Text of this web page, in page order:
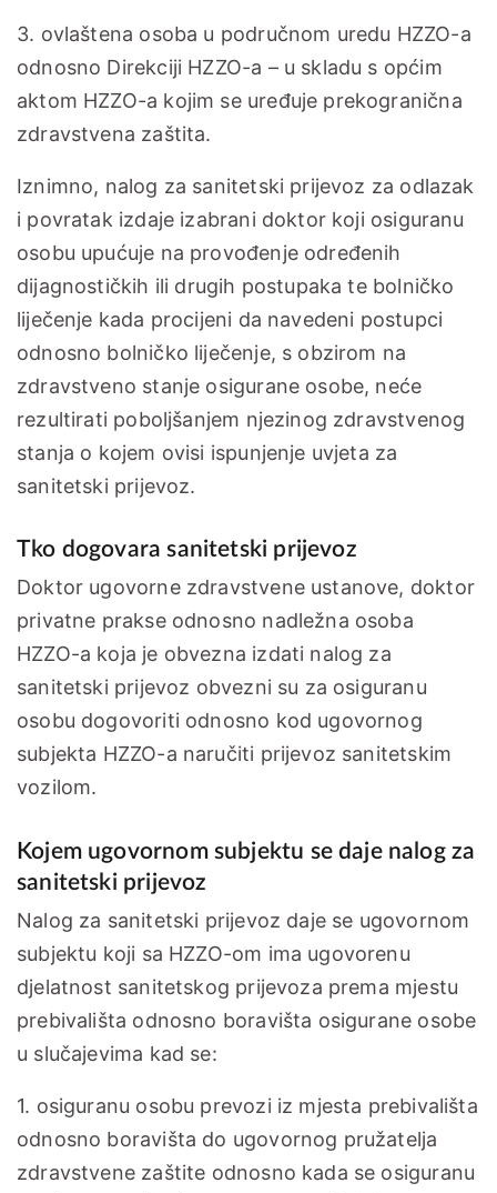
3. ovlaštena osoba u područnom uredu HZZO-a
odnosno Direkciji HZZO-a – u skladu s općim
aktom HZZO-a kojim se uređuje prekogranična
zdravstvena zaštita.
Iznimno, nalog za sanitetski prijevoz za odlazak
i povratak izdaje izabrani doktor koji osiguranu
osobu upućuje na provođenje određenih
dijagnostičkih ili drugih postupaka te bolničko
liječenje kada procijeni da navedeni postupci
odnosno bolničko liječenje, s obzirom na
zdravstveno stanje osigurane osobe, neće
rezultirati poboljšanjem njezinog zdravstvenog
stanja o kojem ovisi ispunjenje uvjeta za
sanitetski prijevoz.
Tko dogovara sanitetski prijevoz
Doktor ugovorne zdravstvene ustanove, doktor
privatne prakse odnosno nadležna osoba
HZZO-a koja je obvezna izdati nalog za
sanitetski prijevoz obvezni su za osiguranu
osobu dogovoriti odnosno kod ugovornog
subjekta HZZO-a naručiti prijevoz sanitetskim
vozilom.
Kojem ugovornom subjektu se daje nalog za
sanitetski prijevoz
Nalog za sanitetski prijevoz daje se ugovornom
subjektu koji sa HZZO-om ima ugovorenu
djelatnost sanitetskog prijevoza prema mjestu
prebivališta odnosno boravišta osigurane osobe
u slučajevima kad se:
1. osiguranu osobu prevozi iz mjesta prebivališta
odnosno boravišta do ugovornog pružatelja
zdravstvene zaštite odnosno kada se osiguranu